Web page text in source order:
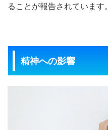
ることが報告されています。
精神への影響